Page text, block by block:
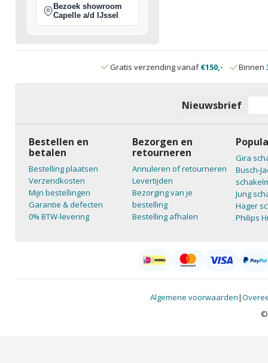
Bezoek showroom
Capelle a/d IJssel
Gratis verzending vanaf€150,- Binnen
Nieuwsbrief
Bestellen en
betalen
Bestelling plaatsen
Verzendkosten
Mijn bestellingen
Garantie & defecten
0% BTW-levering
Bezorgen en
retourneren
Annuleren of retourneren
Levertijden
Bezorging van je
bestelling
Bestelling afhalen
Gira
Busch-
Jung
Hager
Philips
Algemene voorwaarden|
©